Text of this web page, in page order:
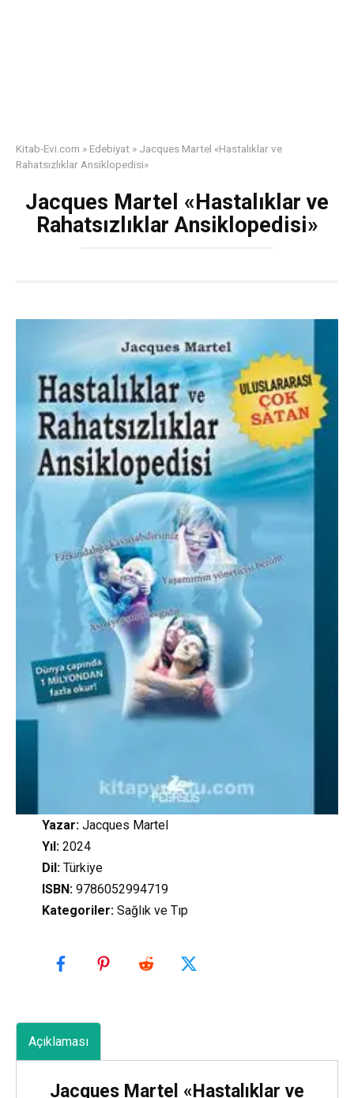
Kitab-Evi.com » Edebiyat » Jacques Martel «Hastalıklar ve
Rahatsızlıklar Ansiklopedisi»
Jacques Martel «Hastalıklar ve
Rahatsızlıklar Ansiklopedisi»
Yazar:Jacques Martel
Yıl:2024
Dil:Türkiye
ISBN:9786052994719
Kategoriler:Sağlık ve Tıp
Açıklaması
Jacques Martel «Hastalıklar ve